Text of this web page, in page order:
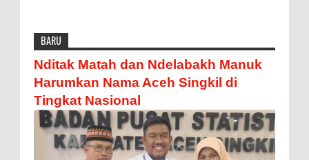
BARU
Nditak Matah dan Ndelabakh Manuk
Harumkan Nama Aceh Singkil di
Tingkat Nasional